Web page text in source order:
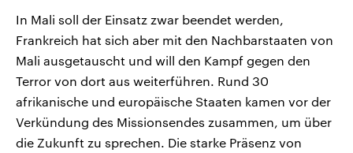
In Mali soll der Einsatz zwar beendet werden,
Frankreich hat sich aber mit den Nachbarstaaten von
Mali ausgetauscht und will den Kampf gegen den
Terror von dort aus weiterführen. Rund 30
afrikanische und europäische Staaten kamen vor der
Verkündung des Missionsendes zusammen, um über
die Zukunft zu sprechen. Die starke Präsenz von